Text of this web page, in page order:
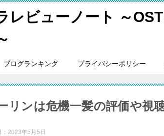
レビューノート ～
ブログランキング プライバシーポリシー
リンは危機一髪の評価や視
2023年5月5日